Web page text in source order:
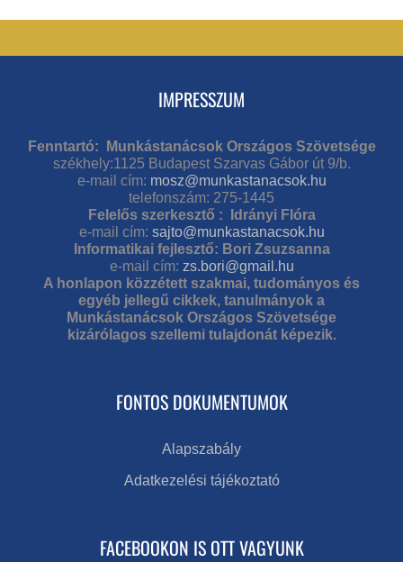
IMPRESSZUM
Fenntartó: Munkástanácsok Országos Szövetsége
székhely:1125 Budapest Szarvas Gábor út 9/b.
e-mail cím: mosz@munkastanacsok.hu
telefonszám: 275-1445
Felelős szerkesztő : Idrányi Flóra
e-mail cím: sajto@munkastanacsok.hu
Informatikai fejlesztő: Bori Zsuzsanna
e-mail cím: zs.bori@gmail.hu
A honlapon közzétett szakmai, tudományos és
egyéb jellegű cikkek, tanulmányok a
Munkástanácsok Országos Szövetsége
kizárólagos szellemi tulajdonát képezik.
FONTOS DOKUMENTUMOK
Alapszabály
Adatkezelési tájékoztató
FACEBOOKON IS OTT VAGYUNK